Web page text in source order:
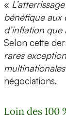
«
bénéfique aux
d’inflation
Selon cette
rares
négociations.
Loin des 100